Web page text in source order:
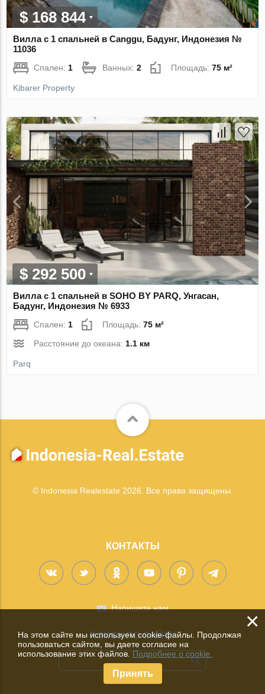
$ 168 844
Вилла с 1 спальней в Canggu, Бадунг, Индонезия №
11036
Спален: 1 Ванных:2 Площадь:75 м²
Kibarer Property
$ 292 500
Вилла с 1 спальней в SOHO BY PARQ, Унгасан,
Бадунг, Индонезия № 6933
Спален:1 Площадь:75 м²
Расстояние до океана:1.1 км
Parq
© Indonesia Realestate 2026. Все права защищены.
КОНТАКТЫ
Напишите нам
ПОИСК ПО САЙТУ
×
На этом сайте мы используем cookie-файлы. Продолжая
пользоваться сайтом, вы даете согласие на
использование этих файлов.Подробнее о cookie.
Принять